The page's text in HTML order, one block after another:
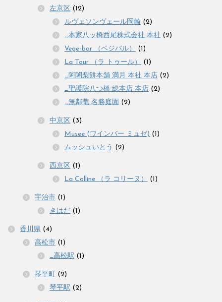
左京区 (12)
ルヴェソンヴェール岡崎 (2)
_本家八ッ橋西尾株式会社 本社 (2)
Vege-bar （ベジバル）
(1)
La Tour （ラ トゥール）
(1)
_阿闍梨餅本舗 満月 本社 本店 (2)
_聖護院八つ橋 総本店 本店 (2)
_無鄰菴 名勝庭園 (2)
中京区 (3)
Musee (ワインバー ミュゼ) (1)
ムッシュいとう (2)
西京区 (1)
La Colline （ラ コリーヌ）
(1)
宇治市 (1)
きはだ (1)
香川県 (4)
高松市 (1)
_高松駅 (1)
琴平町 (2)
琴平駅 (2)